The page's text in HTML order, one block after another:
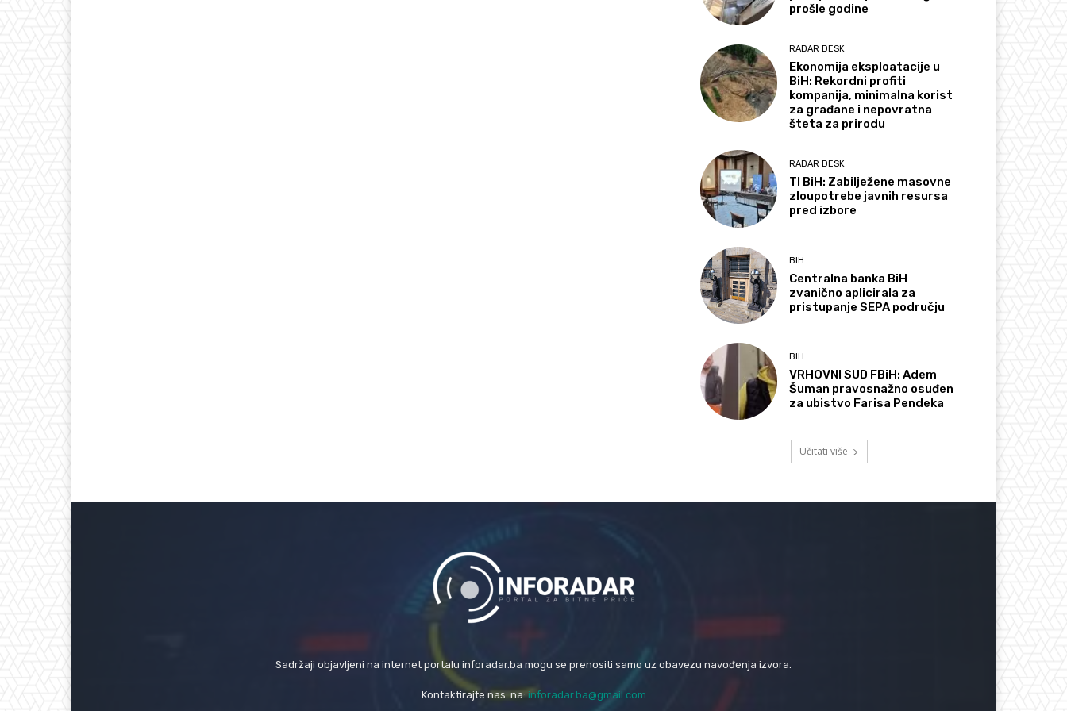
prošle godine
RADAR DESK
Ekonomija eksploatacije u
BiH: Rekordni profiti
kompanija, minimalna korist
za građane i nepovratna
šteta za prirodu
RADAR DESK
TI BiH: Zabilježene masovne
zloupotrebe javnih resursa
pred izbore
BIH
Centralna banka BiH
zvanično aplicirala za
pristupanje SEPA području
BIH
VRHOVNI SUD FBiH: Adem
Šuman pravosnažno osuđen
za ubistvo Farisa Pendeka
Učitati više
Sadržaji objavljeni na internet portalu inforadar.ba mogu se prenositi samo uz obavezu navođenja izvora.
Kontaktirajte nas: na:inforadar.ba@gmail.com